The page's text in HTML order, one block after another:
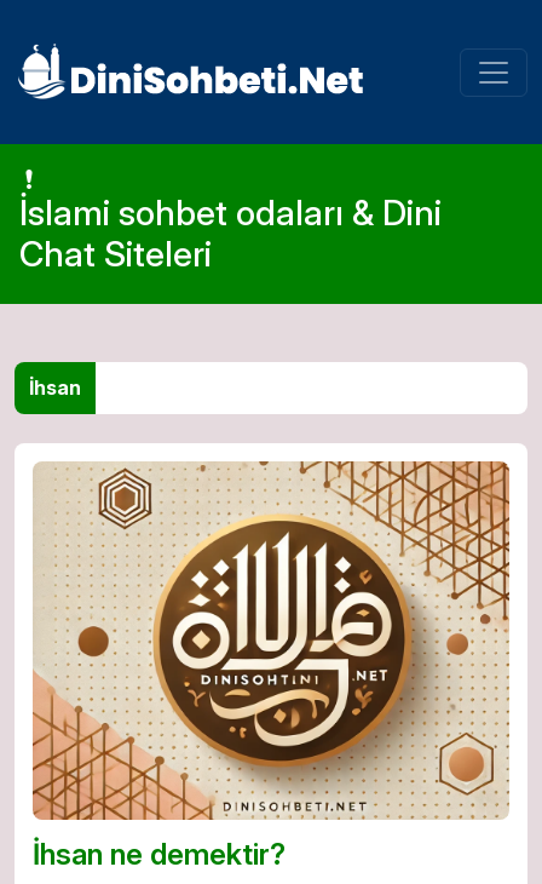
İslami sohbet odaları & Dini
Chat Siteleri
İhsan
İhsan ne demektir?